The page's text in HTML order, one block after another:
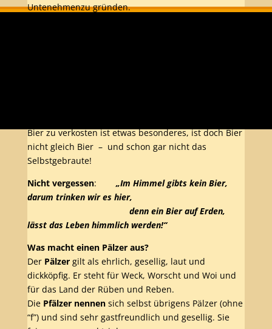
Untenehmenzu gründen.
Bier zu verkosten ist etwas besonderes, ist doch Bier
nicht gleich Bier – und schon gar nicht das
Selbstgebraute!
Nicht vergessen: „Im Himmel gibts kein Bier,
darum trinken wir es hier,
denn ein Bier auf Erden,
lässt das Leben himmlich werden!“
Was macht einen Pälzer aus?
Der Pälzergilt als ehrlich, gesellig, laut und
dickköpfig. Er steht für Weck, Worscht und Woi und
für das Land der Rüben und Reben.
Die Pfälzer nennensich selbst übrigens Pälzer (ohne
“f”) und sind sehr gastfreundlich und gesellig. Sie